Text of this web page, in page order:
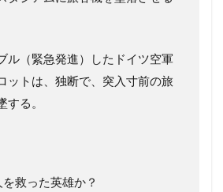
ル（緊急発進）したドイツ空軍
ットは、独断で、突入寸前の旅
する。
救った英雄か？